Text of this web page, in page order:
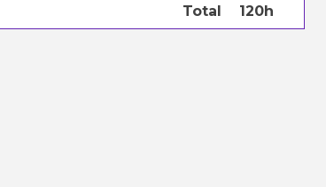
Total 120h